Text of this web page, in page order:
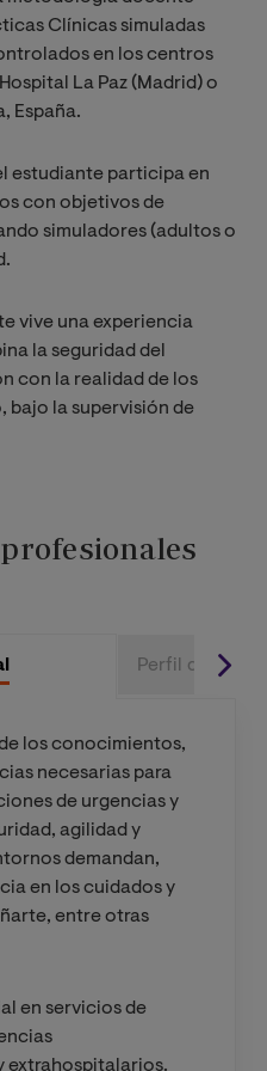
Clínicas simuladas
en los centros
La Paz (Madrid) o
España.
estudiante participa en
con objetivos de
simuladores (adultos o
vive una experiencia
la seguridad del
con la realidad de los
la supervisión de
Perfil de
los conocimientos,
necesarias para
de urgencias y
agilidad y
demandan,
en los cuidados y
entre otras
en servicios de
extrahospitalarios.